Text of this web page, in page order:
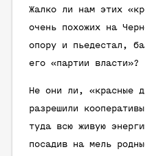
Жалко ли нам этих
очень похожих на
опору и пьедестал,
его «партии власти»?
Не они ли, «красные
разрешили
туда всю живую
посадив на мель